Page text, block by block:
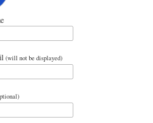
(will not be displayed)